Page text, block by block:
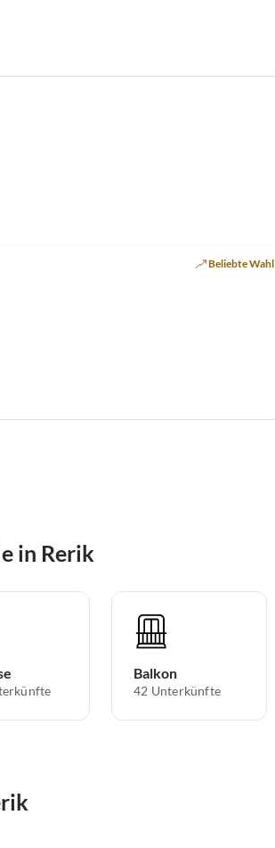
Beliebte Wahl
in Rerik
Balkon
42 Unterkünfte